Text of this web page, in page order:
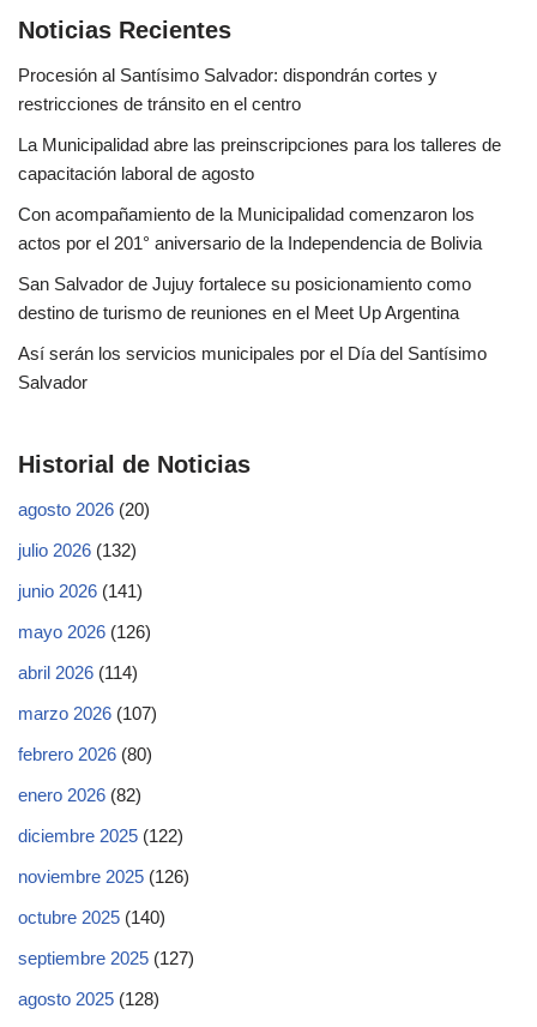
Noticias Recientes
Procesión al Santísimo Salvador: dispondrán cortes y
restricciones de tránsito en el centro
La Municipalidad abre las preinscripciones para los talleres de
capacitación laboral de agosto
Con acompañamiento de la Municipalidad comenzaron los
actos por el 201° aniversario de la Independencia de Bolivia
San Salvador de Jujuy fortalece su posicionamiento como
destino de turismo de reuniones en el Meet Up Argentina
Así serán los servicios municipales por el Día del Santísimo
Salvador
Historial de Noticias
agosto 2026 (20)
julio 2026 (132)
junio 2026 (141)
mayo 2026 (126)
abril 2026 (114)
marzo 2026 (107)
febrero 2026 (80)
enero 2026 (82)
diciembre 2025 (122)
noviembre 2025 (126)
octubre 2025 (140)
septiembre 2025 (127)
agosto 2025 (128)